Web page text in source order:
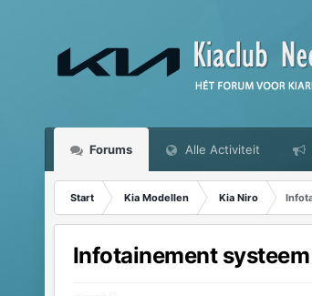
Forums Alle Activiteit
Start Kia Modellen Kia Niro
Infotainement systeem